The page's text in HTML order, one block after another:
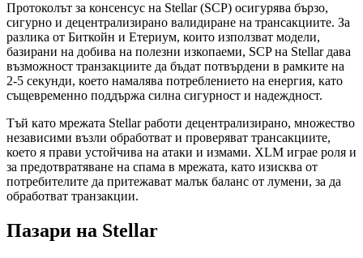
Протоколът за консенсус на Stellar (SCP) осигурява бързо,
сигурно и децентрализирано валидиране на трансакциите. За
разлика от Биткойн и Етериум, които използват модели,
базирани на добива на полезни изкопаеми, SCP на Stellar дава
възможност транзакциите да бъдат потвърдени в рамките на
2-5 секунди, което намалява потреблението на енергия, като
същевременно поддържа силна сигурност и надеждност.
Тъй като мрежата Stellar работи децентрализирано, множество
независими възли обработват и проверяват трансакциите,
което я прави устойчива на атаки и измами. XLM играе роля и
за предотвратяване на спама в мрежата, като изисква от
потребителите да притежават малък баланс от лумени, за да
обработват транзакции.
Пазари на Stellar